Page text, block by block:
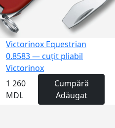
Victorinox Equestrian
0.8583 — cuțit pliabil
Victorinox
1 260
MDL
Cumpără
Adăugat